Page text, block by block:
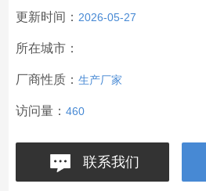
更新时间： 2026-05-27
所在城市：
厂商性质： 生产厂家
访问量： 460
联系我们